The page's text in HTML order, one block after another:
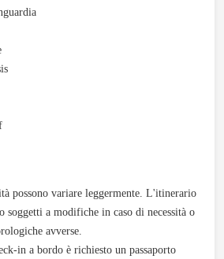
possono variare leggermente. L'itinerario
soggetti a modifiche in caso di necessità o
avverse.
in a bordo è richiesto un passaporto